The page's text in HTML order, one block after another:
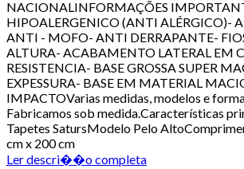
NACIONALINFORMAÇÕES
HIPOALERGENICO (ANTI ALÉRGICO)-
ANTI - MOFO- ANTI DERRAPANTE-
ALTURA- ACABAMENTO LATERAL EM
RESISTENCIA- BASE GROSSA SUPER
EXPESSURA- BASE EM MATERIAL
IMPACTOVarias medidas, modelos e
Fabricamos sob medida.Características
Tapetes SatursModelo Pelo
cm x 200 cm
Ler descri��o completa